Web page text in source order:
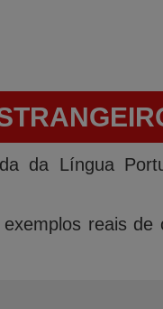
da Língua
reais de